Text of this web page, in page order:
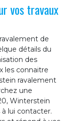
vos travaux
de
détails du
des
les connaitre
ravalement
une
Winterstein
à lui contacter.